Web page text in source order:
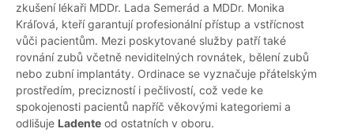
zkušení lékaři MDDr. Lada Semerád a MDDr. Monika
Kráľová, kteří garantují profesionální přístup a vstřícnost
vůči pacientům. Mezi poskytované služby patří také
rovnání zubů včetně neviditelných rovnátek, bělení zubů
nebo zubní implantáty. Ordinace se vyznačuje přátelským
prostředím, precizností i pečlivostí, což vede ke
spokojenosti pacientů napříč věkovými kategoriemi a
odlišuje Ladente od ostatních v oboru.